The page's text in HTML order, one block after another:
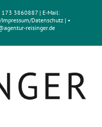
3860887 | E-Mail:
/Datenschutz | •
reisinger.de